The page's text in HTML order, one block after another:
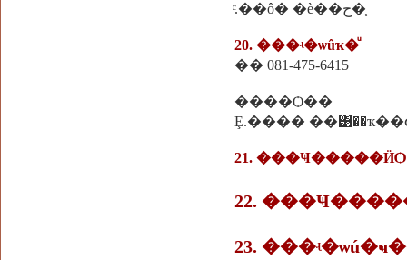
ͨ.��ô� �è��ح�֧
20. ���ʵ�ѡûҡ�ͧ
�� 081-475-6415
����Ѻ��
Ȩ.����
21.
22.
23.